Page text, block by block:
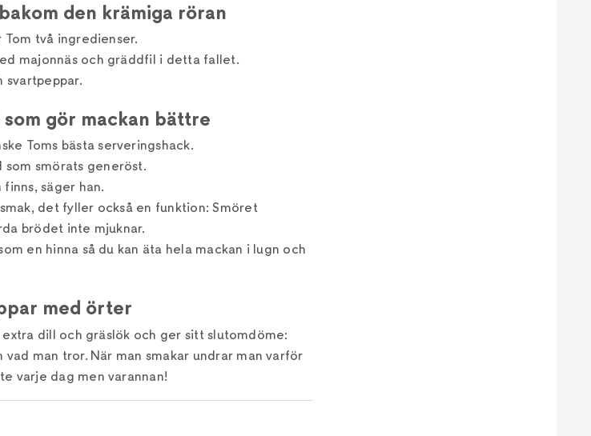
den krämiga röran
två ingredienser.
majonnäs och gräddfil i detta fallet.
svartpeppar.
gör mackan bättre
Toms bästa serveringshack.
smörats generöst.
säger han.
det fyller också en funktion: Smöret
brödet inte mjuknar.
en hinna så du kan äta hela mackan i lugn och
med örter
dill och gräslök och ger sitt slutomdöme:
man tror. När man smakar undrar man varför
varje dag men varannan!